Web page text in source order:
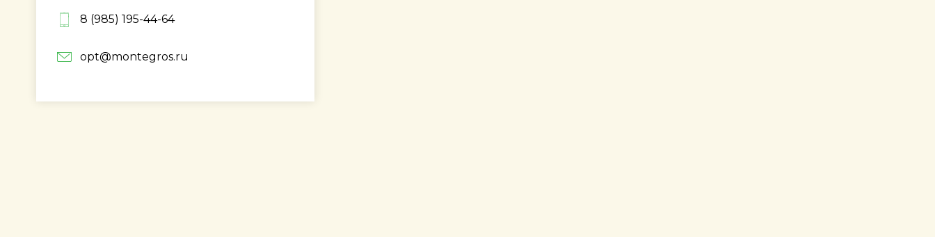
8 (985) 195-44-64
opt@montegros.ru